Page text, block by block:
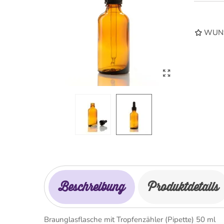
Beschreibung Produktdetails
Braunglasflasche mit Tropfenzähler (Pipette) 50 ml